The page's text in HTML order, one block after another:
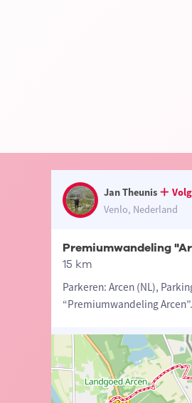
Jan Theunis
Volg
Venlo, Nederland
Premiumwandeling
15 km
Parkeren: Arcen (NL),
“Premiumwandeling